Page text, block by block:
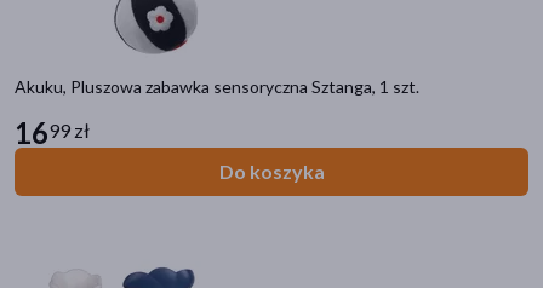
Akuku, Pluszowa zabawka sensoryczna Sztanga, 1 szt.
1699 zł
Do koszyka